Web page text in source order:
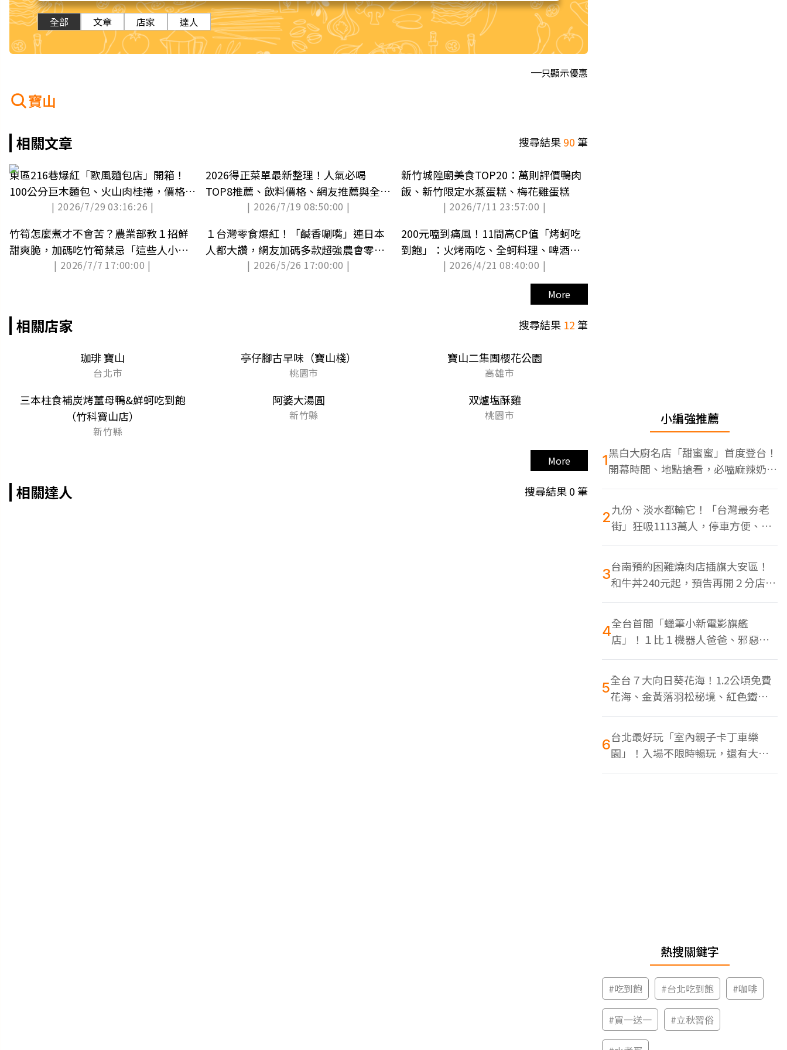
全部 文章 店家 達人
只顯示優惠
寶山
相關文章 搜尋結果90筆
東區216巷爆紅「歐風麵包店」開箱！
100公分巨木麵包、火山肉桂捲，價格優
| 2026/7/29 03:16:26 |
2026得正菜單最新整理！人氣必喝
TOP8推薦、飲料價格、網友推薦與全台
| 2026/7/19 08:50:00 |
新竹城隍廟美食TOP20：萬則評價鴨肉
飯、新竹限定水蒸蛋糕、梅花雞蛋糕
| 2026/7/11 23:57:00 |
竹筍怎麼煮才不會苦？農業部教１招鮮
甜爽脆，加碼吃竹筍禁忌「這些人小
| 2026/7/7 17:00:00 |
１台灣零食爆紅！「鹹香唰嘴」連日本
人都大讚，網友加碼多款超強農會零食
（中獎公布）| 2026/5/26 17:00:00 |
200元嗑到痛風！11間高CP值「烤蚵吃
到飽」：火烤兩吃、全蚵料理、啤酒暢
| 2026/4/21 08:40:00 |
More
相關店家 搜尋結果 12筆
珈琲 寶山
台北市
亭仔腳古早味（寶山棧）
桃園市
寶山二集團櫻花公園
高雄市
三本柱食補炭烤薑母鴨&鮮蚵吃到飽
（竹科寶山店）
新竹縣
阿婆大湯圓
新竹縣
双爐塩酥雞
桃園市
More
相關達人 搜尋結果0筆
小編強推薦
1黑白大廚名店「甜蜜蜜」首度登台！
開幕時間、地點搶看，必嗑麻辣奶油
蝦
2九份、淡水都輸它！「台灣最夯老
街」狂吸1113萬人，停車方便、特
色美食多
3台南預約困難燒肉店插旗大安區！
和牛丼240元起，預告再開２分店、
地點曝光
4全台首間「蠟筆小新電影旗艦
店」！１比１機器人爸爸、邪惡正
男，百款周邊買翻
5全台７大向日葵花海！1.2公頃免費
花海、金黃落羽松秘境、紅色鐵橋
同框
6台北最好玩「室內親子卡丁車樂
園」！入場不限時暢玩，還有大螢
幕Switch遊戲區
熱搜關鍵字
#吃到飽 #台北吃到飽 #咖啡
#買一送一 #立秋習俗